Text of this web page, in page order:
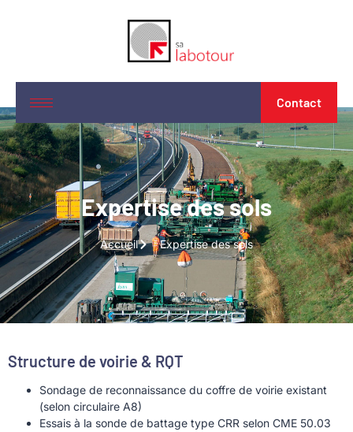
Contact
Expertise des sols
Accueil Expertise des sols
Structure de voirie & RQT
Sondage de reconnaissance du coffre de voirie existant
(selon circulaire A8)
Essais à la sonde de battage type CRR selon CME 50.03